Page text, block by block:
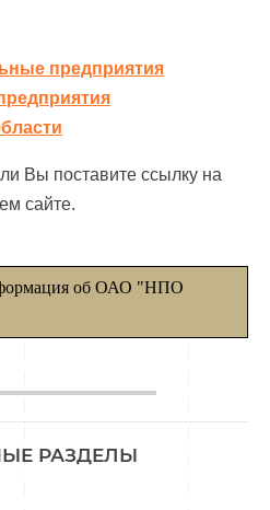
предприятия
Вы поставите ссылку на
сайте.
об ОАО "НПО
РАЗДЕЛЫ